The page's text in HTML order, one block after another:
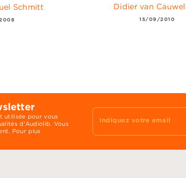
Schmitt Didier van
15/09/2010
utilisée pour vous
d'Audiolib. Vous
Pour plus
Indiquez votre email